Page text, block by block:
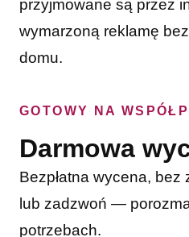
przyjmowane są przez
wymarzoną reklamę
domu.
GOTOWY NA
Darmowa
Bezpłatna wycena,
lub zadzwoń —
potrzebach.